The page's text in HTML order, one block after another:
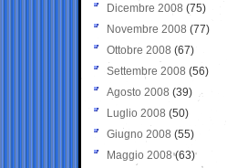
Dicembre 2008 (75)
Novembre 2008 (77)
Ottobre 2008 (67)
Settembre 2008 (56)
Agosto 2008 (39)
Luglio 2008 (50)
Giugno 2008 (55)
Maggio 2008(63)